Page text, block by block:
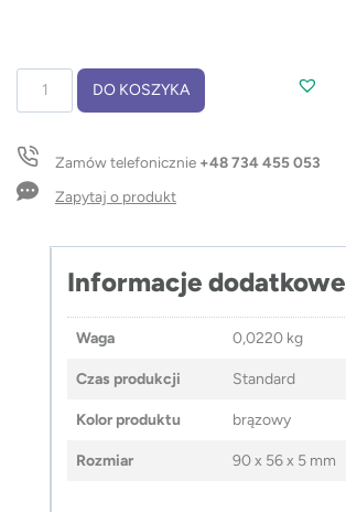
WOODCART
16
GB
DO KOSZYKA
Zamów telefonicznie +48 734 455 053
Zapytaj o produkt
Informacje dodatkowe
Waga 0,0220 kg
Czas produkcji Standard
Kolor produktu brązowy
Rozmiar 90 x 56 x 5 mm